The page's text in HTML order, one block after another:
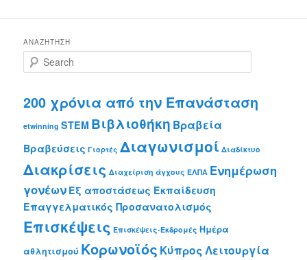
ΑΝΑΖΉΤΗΣΗ
e
r
c
h
200 χρόνια από την Επανάσταση
etwinning STEM Βιβλιοθήκη Βραβεία
Βραβεύσεις Γιορτές Διαγωνισμοί Διαδίκτυο
Διακρίσεις Διαχείριση άγχους ΕΛΠΑ Ενημέρωση
γονέων Εξ αποστάσεως Εκπαίδευση
Επαγγελματικός Προσανατολισμός
Επισκέψεις Επισκέψεις-Εκδρομές Ημέρα
αθλητισμού Κορωνοϊός ΚύπροςΛειτουργία